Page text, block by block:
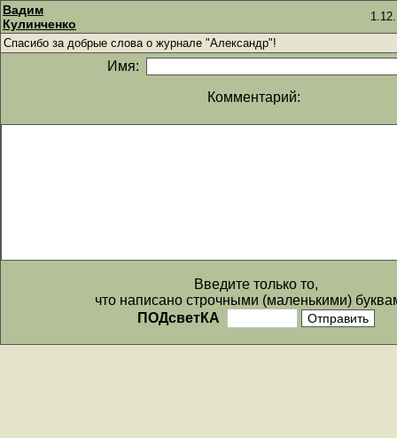
Вадим
Кулинченко
Спасибо за добрые слова о журнале "Александр"!
Имя:
Комментарий:
Введите только то,
что написано строчными (маленькими)
ПОДсветКА